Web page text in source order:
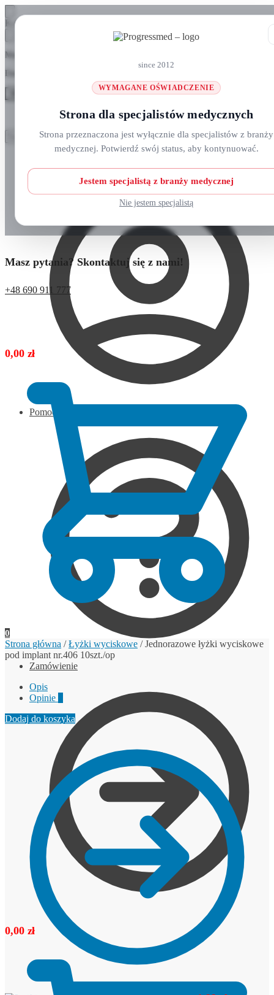
since 2012
WYMAGANE OŚWIADCZENIE
Strona dla specjalistów medycznych
Strona przeznaczona jest wyłącznie dla specjalistów z branży
medycznej. Potwierdź swój status, aby kontynuować.
Jestem specjalistą z branży medycznej
Nie jestem specjalistą
Skip
navigation
Skip
content
Koszyk
Masz pytania? Zadzwoń do nas: +48 690 911 777
Szukaj
Pomoc
Zamówienie
0,00 zł
Szukaj
O nas
Kursy i wydarzenia
Masz pytania? Skontaktuj się z nami!
+48 690 911 777
0,00 zł
0
Strona główna /Łyżki wyciskowe /Jednorazowe łyżki wyciskowe
pod implant nr.406 10szt./op
Opis
Opinie
Dodaj do koszyka